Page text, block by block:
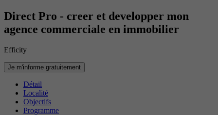
Direct Pro - creer et developper mon
agence commerciale en immobilier
Efficity
Je m'informe gratuitement
Détail
Localité
Objectifs
Programme